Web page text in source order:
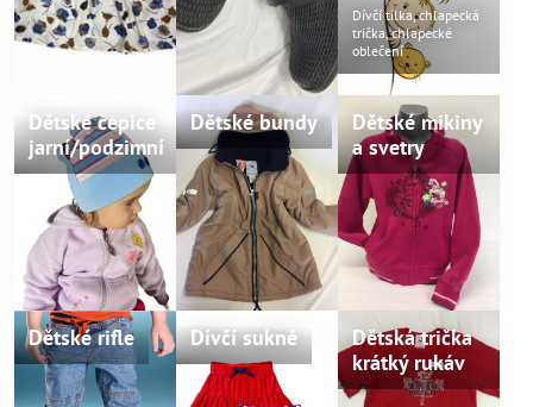
Dívčí tílka, chlapecká
trička, chlapecké
oblečení
Dětské čepice
jarní/podzimní
Dětské bundy
Dětské mikiny
a svetry
Dětské rifle Dívčí sukně
Dětská trička
krátký rukáv